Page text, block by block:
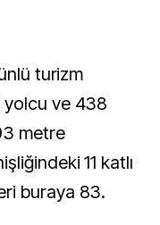
turizm
yolcu ve 438
metre
11 katlı
buraya 83.